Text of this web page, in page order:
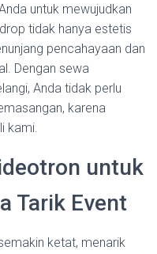
untuk mewujudkan
tidak hanya estetis
pencahayaan dan
Dengan sewa
Anda tidak perlu
karena
kami.
untuk
Tarik Event
ketat, menarik